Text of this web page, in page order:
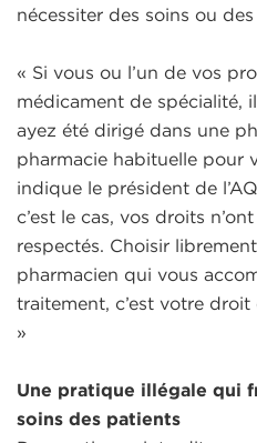
nécessiter des soins ou
« Si vous ou l’un de vos
médicament de spécialité,
ayez été dirigé dans une
pharmacie habituelle pour
indique le président de
c’est le cas, vos droits
respectés. Choisir
pharmacien qui vous
traitement, c’est votre droit
»
Une pratique illégale qui
soins des patients